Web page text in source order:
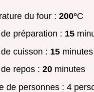
du four : 200°C
préparation : 15
cuisson : 15 minutes
repos : 20 minutes
de personnes : 4